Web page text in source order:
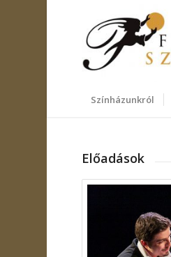
Színházunkról
Előadások